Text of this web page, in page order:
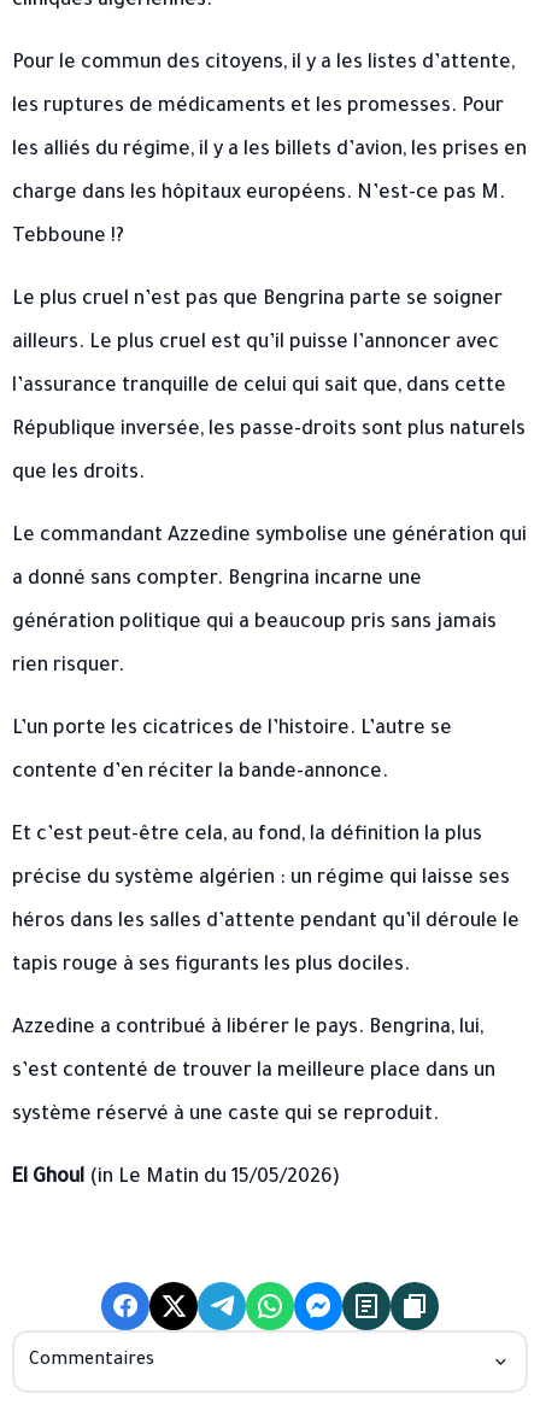
Pour le commun des citoyens, il y a les listes d’attente,
les ruptures de médicaments et les promesses. Pour
les alliés du régime, il y a les billets d’avion, les prises en
charge dans les hôpitaux européens. N’est-ce pas M.
Tebboune !?
Le plus cruel n’est pas que Bengrina parte se soigner
ailleurs. Le plus cruel est qu’il puisse l’annoncer avec
l’assurance tranquille de celui qui sait que, dans cette
République inversée, les passe-droits sont plus naturels
que les droits.
Le commandant Azzedine symbolise une génération qui
a donné sans compter. Bengrina incarne une
génération politique qui a beaucoup pris sans jamais
rien risquer.
L’un porte les cicatrices de l’histoire. L’autre se
contente d’en réciter la bande-annonce.
Et c’est peut-être cela, au fond, la définition la plus
précise du système algérien : un régime qui laisse ses
héros dans les salles d’attente pendant qu’il déroule le
tapis rouge à ses figurants les plus dociles.
Azzedine a contribué à libérer le pays. Bengrina, lui,
s’est contenté de trouver la meilleure place dans un
système réservé à une caste qui se reproduit.
El Ghoul (in Le Matin du 15/05/2026)
Commentaires